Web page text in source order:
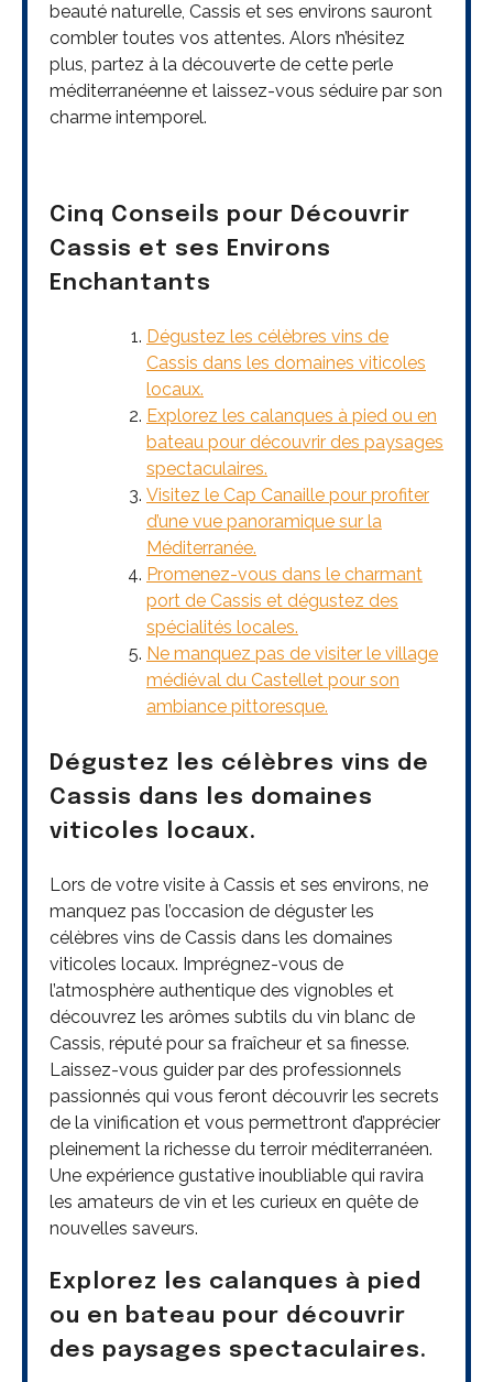
beauté naturelle, Cassis et ses environs sauront
combler toutes vos attentes. Alors n’hésitez
plus, partez à la découverte de cette perle
méditerranéenne et laissez-vous séduire par son
charme intemporel.
Cinq Conseils pour Découvrir
Cassis et ses Environs
Enchantants
Dégustez les célèbres vins de
Cassis dans les domaines viticoles
locaux.
Explorez les calanques à pied ou en
bateau pour découvrir des paysages
spectaculaires.
Visitez le Cap Canaille pour profiter
d’une vue panoramique sur la
Méditerranée.
Promenez-vous dans le charmant
port de Cassis et dégustez des
spécialités locales.
Ne manquez pas de visiter le village
médiéval du Castellet pour son
ambiance pittoresque.
Dégustez les célèbres vins de
Cassis dans les domaines
viticoles locaux.
Lors de votre visite à Cassis et ses environs, ne
manquez pas l’occasion de déguster les
célèbres vins de Cassis dans les domaines
viticoles locaux. Imprégnez-vous de
l’atmosphère authentique des vignobles et
découvrez les arômes subtils du vin blanc de
Cassis, réputé pour sa fraîcheur et sa finesse.
Laissez-vous guider par des professionnels
passionnés qui vous feront découvrir les secrets
de la vinification et vous permettront d’apprécier
pleinement la richesse du terroir méditerranéen.
Une expérience gustative inoubliable qui ravira
les amateurs de vin et les curieux en quête de
nouvelles saveurs.
Explorez les calanques à pied
ou en bateau pour découvrir
des paysages spectaculaires.